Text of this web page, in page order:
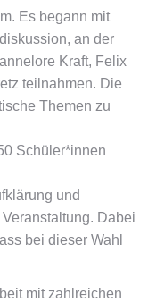
Es begann mit
an der
Kraft, Felix
teilnahmen. Die
Themen zu
Schüler*innen
und
Dabei
bei dieser Wahl
mit zahlreichen